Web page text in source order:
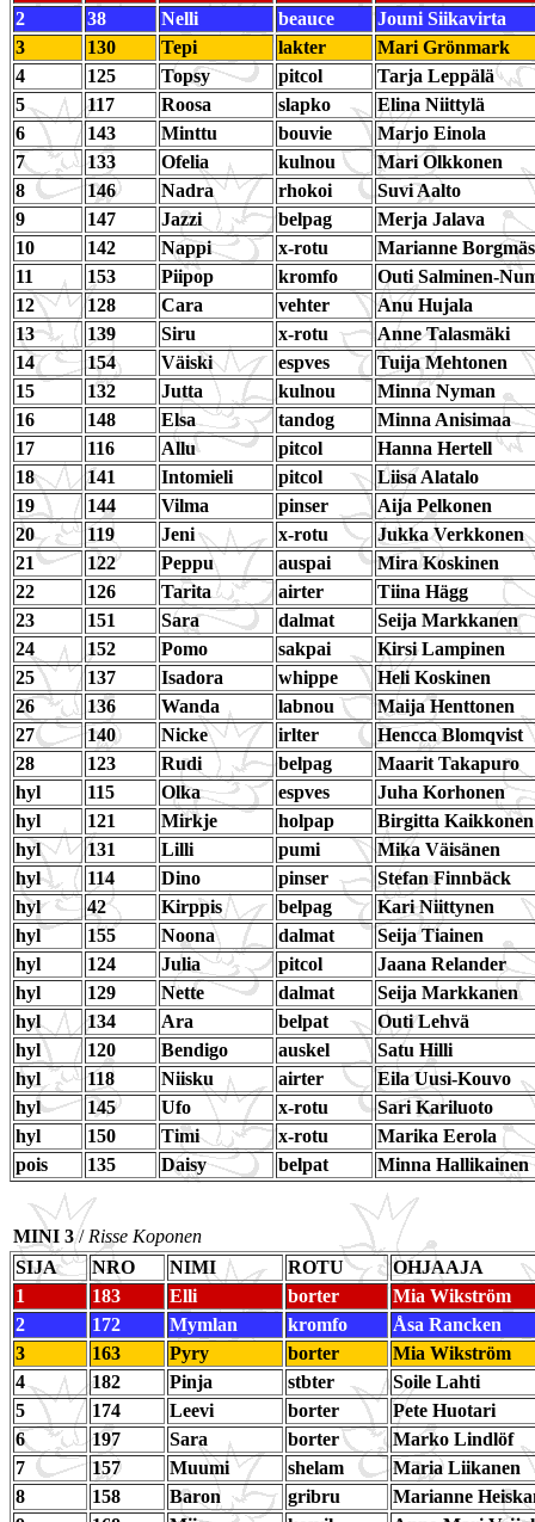
2 38 Nelli beauce
Jouni Siikavirta
3
130 Tepi lakter
Mari Grönmark
4
125 Topsy pitcol
Tarja Leppälä
5
117 Roosa slapko
Elina Niittylä
6
143 Minttu bouvie
Marjo Einola
7
133 Ofelia kulnou
Mari Olkkonen
8
146 Nadra rhokoi
Suvi Aalto
9
147 Jazzi belpag
Merja Jalava
10
142 Nappi x-rotu
Marianne
11
153 Piipop kromfo
Outi Salminen-
12
128 Cara vehter
Anu Hujala
13
139 Siru x-rotu
Anne Talasmäki
14
154 Väiski espves
Tuija Mehtonen
15
132 Jutta kulnou
Minna Nyman
16
148 Elsa tandog
Minna Anisimaa
17
116 Allu pitcol
Hanna Hertell
18
141 Intomieli pitcol
Liisa Alatalo
19
144 Vilma pinser
Aija Pelkonen
20
119 Jeni x-rotu
Jukka Verkkonen
21
122 Peppu auspai
Mira Koskinen
22
126 Tarita airter
Tiina Hägg
23
151 Sara dalmat
Seija Markkanen
24
152 Pomo sakpai
Kirsi Lampinen
25
137 Isadora whippe
Heli Koskinen
26
136 Wanda labnou
Maija Henttonen
27
140 Nicke irlter
Hencca Blomqvist
28
123 Rudi belpag
Maarit Takapuro
hyl
115 Olka espves
Juha Korhonen
hyl
121 Mirkje holpap
Birgitta Kaikkonen
hyl
131 Lilli pumi
Mika Väisänen
hyl
114 Dino pinser
Stefan Finnbäck
hyl
42 Kirppis belpag
Kari Niittynen
hyl
155 Noona dalmat
Seija Tiainen
hyl
124 Julia pitcol
Jaana Relander
hyl
129 Nette dalmat
Seija Markkanen
hyl
134 Ara belpat
Outi Lehvä
hyl
120 Bendigo auskel
Satu Hilli
hyl
118 Niisku airter
Eila Uusi-Kouvo
hyl
145 Ufo x-rotu
Sari Kariluoto
hyl
150 Timi x-rotu
Marika Eerola
pois
135 Daisy belpat Minna Hallikainen
MINI 3/ Risse Koponen
SIJA
NRO NIMI ROTU
OHJAAJA
1
183 Elli borter
Mia Wikström
2
172 Mymlan kromfo
Åsa Rancken
3
163 Pyry borter
Mia Wikström
4
182 Pinja stbter
Soile Lahti
5
174 Leevi borter
Pete Huotari
6
197 Sara borter
Marko Lindlöf
7
157 Muumi shelam
Maria Liikanen
8
158 Baron gribru
Marianne